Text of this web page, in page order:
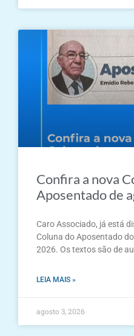
Confira a nova
Aposentado de
Caro Associado, já está
Coluna do Aposentado
2026. Os textos são de
LEIA MAIS »
agosto 3, 2026